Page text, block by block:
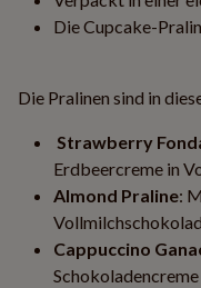
Die Cupcake-
Die Pralinen sind in
Strawberry
Erdbeercreme in
Almond Praline:
Cappuccino